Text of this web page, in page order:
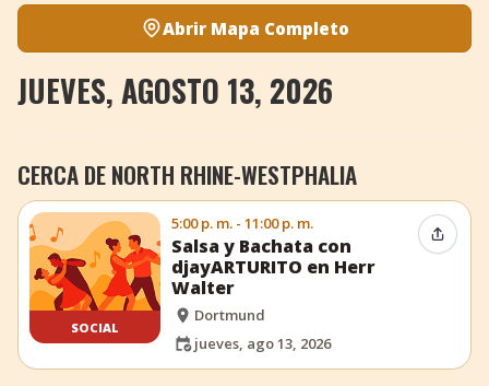
Abrir Mapa Completo
JUEVES, AGOSTO 13, 2026
CERCA DE NORTH RHINE-WESTPHALIA
SOCIAL
5:00 p. m. - 11:00 p. m.
Salsa y Bachata con
djayARTURITO en Herr
Walter
Dortmund
jueves, ago 13, 2026